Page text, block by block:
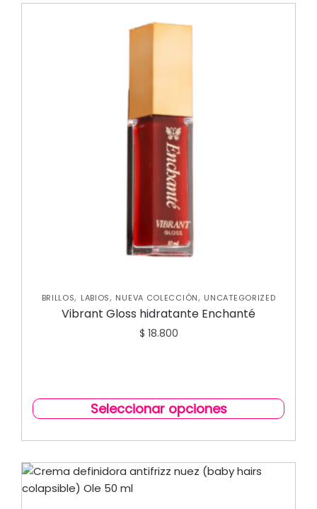
BRILLOS, LABIOS, NUEVA COLECCIÓN, UNCATEGORIZED
Vibrant Gloss hidratante Enchanté
$ 18.800
Seleccionar opciones